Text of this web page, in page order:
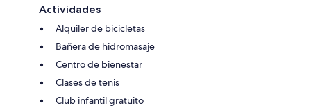
Actividades
Alquiler de bicicletas
Bañera de hidromasaje
Centro de bienestar
Clases de tenis
Club infantil gratuito